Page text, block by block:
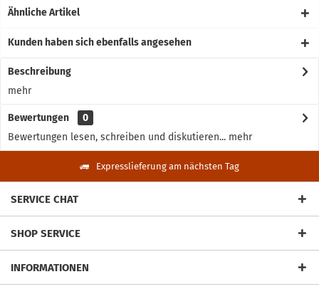
Ähnliche Artikel
Kunden haben sich ebenfalls angesehen
Beschreibung
mehr
Bewertungen
0
Bewertungen lesen, schreiben und diskutieren... mehr
Expresslieferung am nächsten Tag
SERVICE CHAT
SHOP SERVICE
INFORMATIONEN